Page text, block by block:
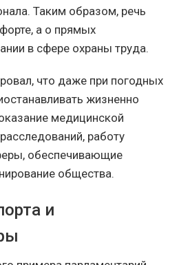
Таким образом, речь
а о прямых
в сфере охраны труда.
что даже при погодных
жизненно
медицинской
работу
обеспечивающие
общества.
и